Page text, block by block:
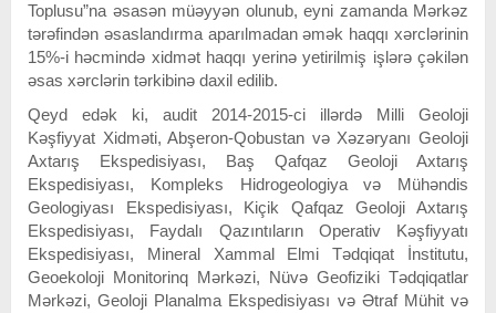
Toplusu”na əsasən müəyyən olunub, eyni zamanda Mərkəz
tərəfindən əsaslandırma aparılmadan əmək haqqı xərclərinin
15%-i həcmində xidmət haqqı yerinə yetirilmiş işlərə çəkilən
əsas xərclərin tərkibinə daxil edilib.
Qeyd edək ki, audit 2014-2015-ci illərdə Milli Geoloji
Kəşfiyyat Xidməti, Abşeron-Qobustan və Xəzəryanı Geoloji
Axtarış Ekspedisiyası, Baş Qafqaz Geoloji Axtarış
Ekspedisiyası, Kompleks Hidrogeologiya və Mühəndis
Geologiyası Ekspedisiyası, Kiçik Qafqaz Geoloji Axtarış
Ekspedisiyası, Faydalı Qazıntıların Operativ Kəşfiyyatı
Ekspedisiyası, Mineral Xammal Elmi Tədqiqat İnstitutu,
Geoekoloji Monitorinq Mərkəzi, Nüvə Geofiziki Tədqiqatlar
Mərkəzi, Geoloji Planalma Ekspedisiyası və Ətraf Mühit və